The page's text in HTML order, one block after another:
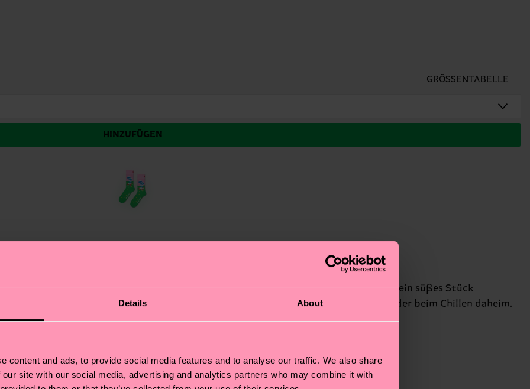
Details About
content and ads, to provide social media features and to analyse our traffic. We also share
site with our social media, advertising and analytics partners who may combine it with
GRÖSSENTABELLE
HINZUFÜGEN
auf die Füße! Smurfette, eingebettet in einen Strauß verspielter Blumen, bringt ein süßes Stück
pinke Design macht jedes Outfit ein bisschen bunter – egal ob unterwegs oder beim Chillen daheim.
auch dabei. Für alle, die es verspielt, bequem und einfach happy mögen!